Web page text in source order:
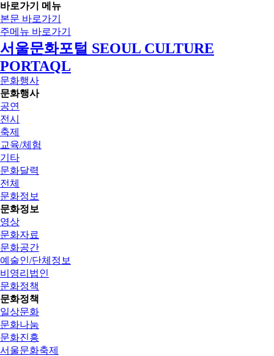
바로가기 메뉴
본문 바로가기
주메뉴 바로가기
서울문화포털 SEOUL CULTURE
PORTAQL
문화행사
문화행사
공연
전시
축제
교육/체험
기타
문화달력
전체
문화정보
문화정보
영상
문화자료
문화공간
예술인/단체정보
비영리법인
문화정책
문화정책
일상문화
문화나눔
문화진흥
서울문화축제